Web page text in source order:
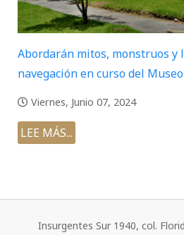
Abordarán mitos, monstruos y
navegación en curso del
Viernes, Junio 07, 2024
LEE MÁS...
Insurgentes Sur 1940, col.